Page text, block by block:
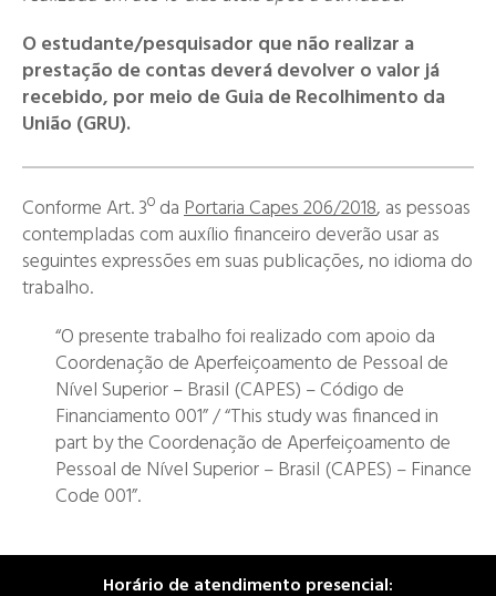
O estudante/pesquisador que não realizar a
prestação de contas deverá devolver o valor já
recebido, por meio de Guia de Recolhimento da
União (GRU).
Conforme Art. 3º daPortaria Capes 206/2018, as pessoas
contempladas com auxílio financeiro deverão usar as
seguintes expressões em suas publicações, no idioma do
trabalho.
“O presente trabalho foi realizado com apoio da
Coordenação de Aperfeiçoamento de Pessoal de
Nível Superior – Brasil (CAPES) – Código de
Financiamento 001” / “This study was financed in
part by the Coordenação de Aperfeiçoamento de
Pessoal de Nível Superior – Brasil (CAPES) – Finance
Code 001”.
Horário de atendimento presencial: